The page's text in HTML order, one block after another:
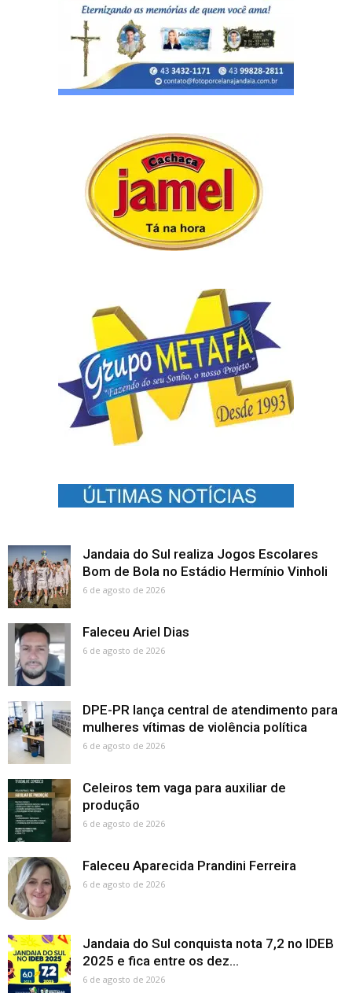
Jandaia do Sul realiza Jogos Escolares
Bom de Bola no Estádio Hermínio Vinholi
6 de agosto de 2026
Faleceu Ariel Dias
6 de agosto de 2026
DPE-PR lança central de atendimento para
mulheres vítimas de violência política
6 de agosto de 2026
Celeiros tem vaga para auxiliar de
produção
6 de agosto de 2026
Faleceu Aparecida Prandini Ferreira
6 de agosto de 2026
Jandaia do Sul conquista nota 7,2 no IDEB
2025 e fica entre os dez...
6 de agosto de 2026